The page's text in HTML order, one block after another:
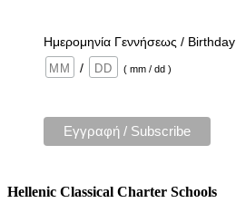
Ημερομηνία Γεννήσεως / Birthday
/
( mm / dd )
Hellenic Classical Charter Schools